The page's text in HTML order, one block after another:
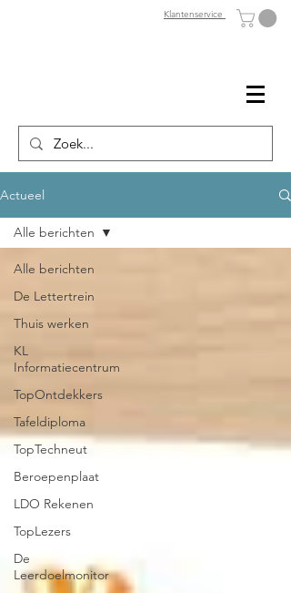
Klantenservice
Actueel
Alle berichten
De Lettertrein
Thuis werken
KL
Informatiecentrum
TopOntdekkers
Tafeldiploma
TopTechneut
Beroepenplaat
LDO Rekenen
TopLezers
De
Leerdoelmonitor
Alle berichten